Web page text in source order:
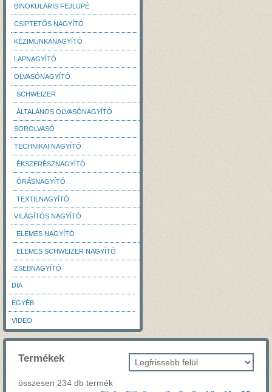
BINOKULÁRIS FEJLUPÉ
CSIPTETŐS NAGYÍTÓ
KÉZIMUNKANAGYÍTÓ
LAPNAGYÍTÓ
OLVASÓNAGYÍTÓ
SCHWEIZER
ÁLTALÁNOS OLVASÓNAGYÍTÓ
SOROLVASÓ
TECHNIKAI NAGYÍTÓ
ÉKSZERÉSZNAGYÍTÓ
ÓRÁSNAGYÍTÓ
TEXTILNAGYÍTÓ
VILÁGÍTÓS NAGYÍTÓ
ELEMES NAGYÍTÓ
ELEMES SCHWEIZER NAGYÍTÓ
ZSEBNAGYÍTÓ
DIA
EGYÉB
VIDEO
Termékek
összesen 234 db termék